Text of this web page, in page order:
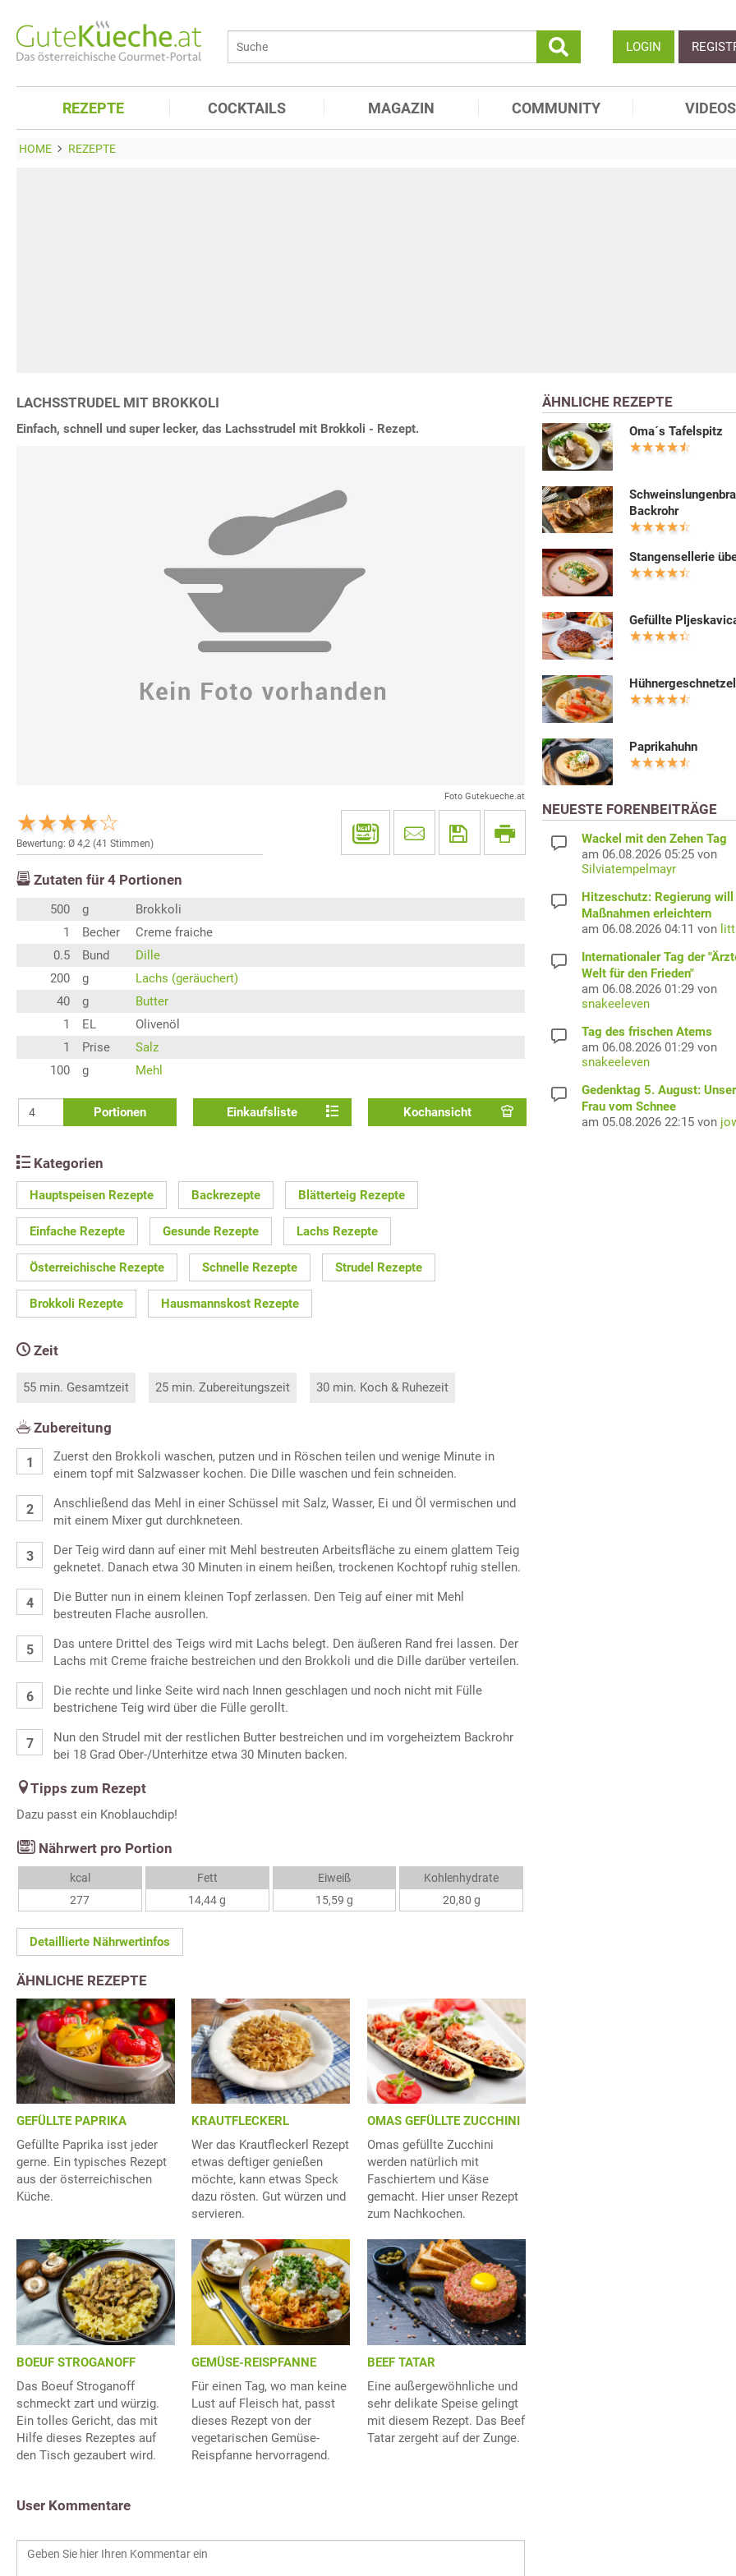
LOGIN
REZEPTE COCKTAILS MAGAZIN COMMUNITY VIDEOS
HOME REZEPTE
LACHSSTRUDEL MIT BROKKOLI
Einfach, schnell und super lecker, das Lachsstrudel mit Brokkoli - Rezept.
Foto Gutekueche.at
Bewertung: Ø 4,2 (41 Stimmen)
Zutaten für 4 Portionen
500 g
Brokkoli
1
Becher
Creme fraiche
0.5
Bund
Dille
200
g
Lachs (geräuchert)
40
g
Butter
1
EL
Olivenöl
1
Prise
Salz
100
g Mehl
Portionen Einkaufsliste Kochansicht
Kategorien
Hauptspeisen Rezepte Backrezepte Blätterteig Rezepte
Einfache Rezepte Gesunde Rezepte Lachs Rezepte
Österreichische Rezepte Schnelle Rezepte Strudel Rezepte
Brokkoli Rezepte Hausmannskost Rezepte
Zeit
55 min. Gesamtzeit 25 min. Zubereitungszeit 30 min. Koch & Ruhezeit
Zubereitung
Zuerst den Brokkoli waschen, putzen und in Röschen teilen und wenige Minute in
einem topf mit Salzwasser kochen. Die Dille waschen und fein schneiden.
Anschließend das Mehl in einer Schüssel mit Salz, Wasser, Ei und Öl vermischen und
mit einem Mixer gut durchkneteen.
Der Teig wird dann auf einer mit Mehl bestreuten Arbeitsfläche zu einem glattem Teig
geknetet. Danach etwa 30 Minuten in einem heißen, trockenen Kochtopf ruhig stellen.
Die Butter nun in einem kleinen Topf zerlassen. Den Teig auf einer mit Mehl
bestreuten Flache ausrollen.
Das untere Drittel des Teigs wird mit Lachs belegt. Den äußeren Rand frei lassen. Der
Lachs mit Creme fraiche bestreichen und den Brokkoli und die Dille darüber verteilen.
Die rechte und linke Seite wird nach Innen geschlagen und noch nicht mit Fülle
bestrichene Teig wird über die Fülle gerollt.
Nun den Strudel mit der restlichen Butter bestreichen und im vorgeheiztem Backrohr
bei 18 Grad Ober-/Unterhitze etwa 30 Minuten backen.
Tipps zum Rezept
Dazu passt ein Knoblauchdip!
Nährwert pro Portion
kcal
277
Fett
14,44 g
Eiweiß
15,59 g
Kohlenhydrate
20,80 g
Detaillierte Nährwertinfos
ÄHNLICHE REZEPTE
GEFÜLLTE PAPRIKA
Gefüllte Paprika isst jeder
gerne. Ein typisches Rezept
aus der österreichischen
Küche.
KRAUTFLECKERL
Wer das Krautfleckerl Rezept
etwas deftiger genießen
möchte, kann etwas Speck
dazu rösten. Gut würzen und
servieren.
OMAS GEFÜLLTE ZUCCHINI
Omas gefüllte Zucchini
werden natürlich mit
Faschiertem und Käse
gemacht. Hier unser Rezept
zum Nachkochen.
BOEUF STROGANOFF
Das Boeuf Stroganoff
schmeckt zart und würzig.
Ein tolles Gericht, das mit
Hilfe dieses Rezeptes auf
den Tisch gezaubert wird.
GEMÜSE-REISPFANNE
Für einen Tag, wo man keine
Lust auf Fleisch hat, passt
dieses Rezept von der
vegetarischen Gemüse-
Reispfanne hervorragend.
BEEF TATAR
Eine außergewöhnliche und
sehr delikate Speise gelingt
mit diesem Rezept. Das Beef
Tatar zergeht auf der Zunge.
User Kommentare
ÄHNLICHE REZEPTE
Oma´s Tafelspitz
Backrohr
Stangensellerie
Gefüllte
Paprikahuhn
NEUESTE FORENBEITRÄGE
Wackel mit den Zehen Tag
am 06.08.2026 05:25 von
Silviatempelmayr
Hitzeschutz: Regierung will
Maßnahmen erleichtern
am 06.08.2026 04:11 von
Internationaler Tag der
Welt für den Frieden"
am 06.08.2026 01:29 von
snakeeleven
Tag des frischen Atems
am 06.08.2026 01:29 von
snakeeleven
Gedenktag 5. August:
Frau vom Schnee
am 05.08.2026 22:15 von